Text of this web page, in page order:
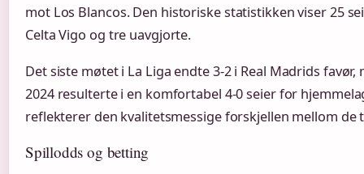
mot Los Blancos. Den historiske statistikken viser 25
Celta Vigo og tre uavgjorte.
Det siste møtet i La Liga endte 3-2 i Real Madrids
2024 resulterte i en komfortabel 4-0 seier for
reflekterer den kvalitetsmessige forskjellen mellom de
Spillodds og betting